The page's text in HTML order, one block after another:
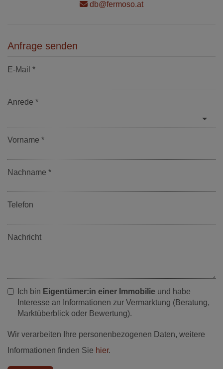
db@fermoso.at
Anfrage senden
E-Mail
Anrede
Vorname
Nachname
Telefon
Nachricht
Ich bin Eigentümer:in einer Immobilie und habe
Interesse an Informationen zur Vermarktung (Beratung,
Marktüberblick oder Bewertung).
Wir verarbeiten Ihre personenbezogenen Daten, weitere
Informationen finden Sie hier.